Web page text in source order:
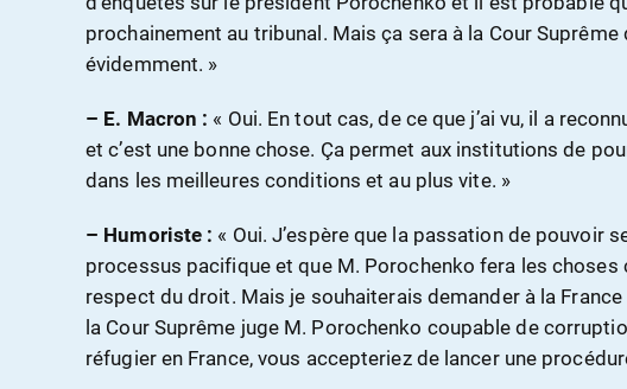
prochainement au tribunal. Mais ça sera à la Cour
évidemment. »
– E. Macron : « Oui. En tout cas, de ce que j’ai vu, il a
et c’est une bonne chose. Ça permet aux institutions de
dans les meilleures conditions et au plus vite. »
– Humoriste : « Oui. J’espère que la passation de pouvoir
processus pacifique et que M. Porochenko fera les
respect du droit. Mais je souhaiterais demander à la France
la Cour Suprême juge M. Porochenko coupable de
réfugier en France, vous accepteriez de lancer une